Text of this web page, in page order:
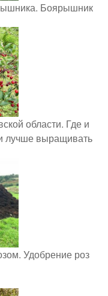
Боярышник
области. Где и
лучше выращивать
Удобрение роз